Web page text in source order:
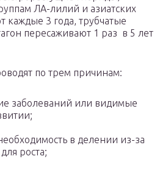
ЛА-лилий и азиатских
каждые 3 года, трубчатые
пересаживают 1 раз в 5 лет
по трем причинам:
заболеваний или видимые
в делении из-за
роста;